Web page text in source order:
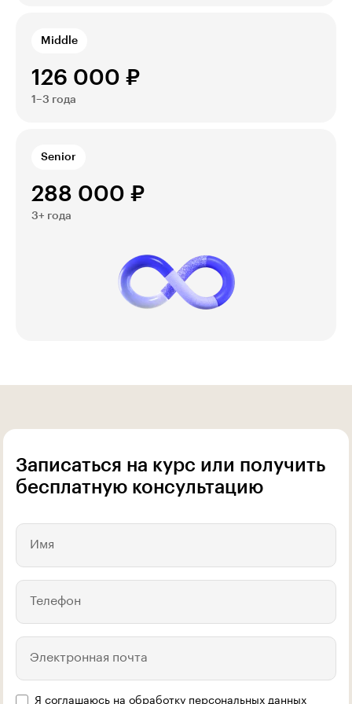
126 000 ₽
Middle
1–3 года
288 000 ₽
Senior
3+ года
Записаться на курс или получить
бесплатную консультацию
Имя
Телефон
Электронная почта
Я соглашаюсь на обработку персональных данных